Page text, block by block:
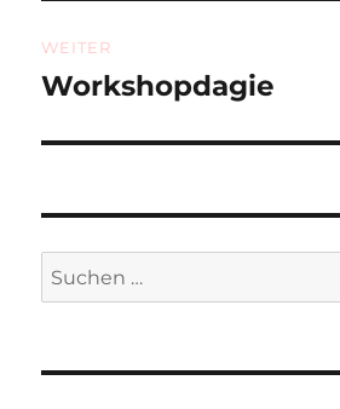
WEITER
Nächster
Workshopdagie
Suchen
nach: